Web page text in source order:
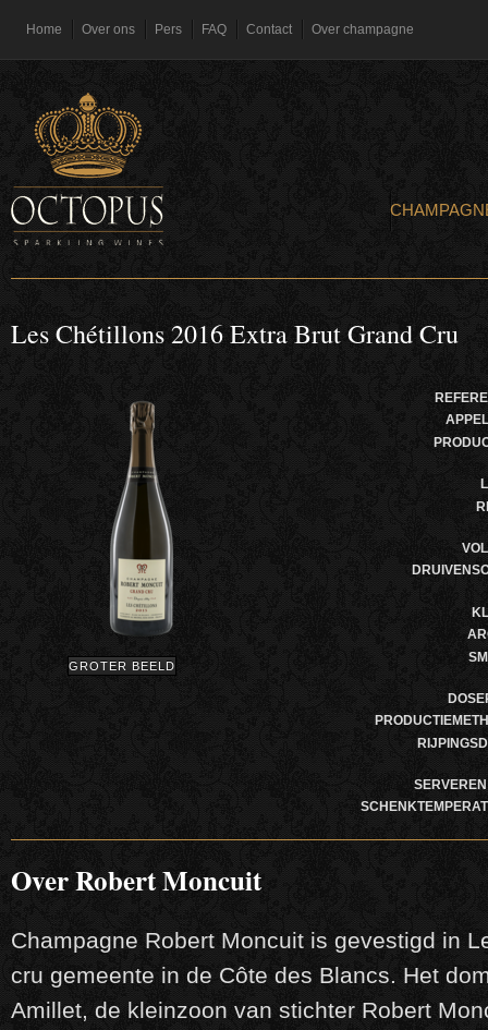
Home Over ons Pers FAQ Contact Over champagne
Les Chétillons 2016 Extra Brut Grand Cru
GROTER BEELD
Over Robert Moncuit
Champagne Robert Moncuit is gevestigd in
cru gemeente in de Côte des Blancs. Het
Amillet, de kleinzoon van stichter Robert